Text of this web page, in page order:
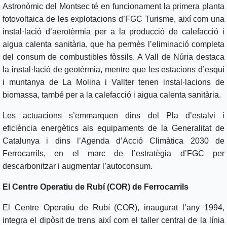
Astronòmic del Montsec té en funcionament la primera planta
fotovoltaica de les explotacions d’FGC Turisme, així com una
instal·lació d’aerotèrmia per a la producció de calefacció i
aigua calenta sanitària, que ha permès l’eliminació completa
del consum de combustibles fòssils. A Vall de Núria destaca
la instal·lació de geotèrmia, mentre que les estacions d’esquí
i muntanya de La Molina i Vallter tenen instal·lacions de
biomassa, també per a la calefacció i aigua calenta sanitària.
Les actuacions s’emmarquen dins del Pla d’estalvi i
eficiència energètics als equipaments de la Generalitat de
Catalunya i dins l’Agenda d’Acció Climàtica 2030 de
Ferrocarrils, en el marc de l’estratègia d’FGC per
descarbonitzar i augmentar l’autoconsum.
El Centre Operatiu de Rubí (COR) de Ferrocarrils
El Centre Operatiu de Rubí (COR), inaugurat l’any 1994,
integra el dipòsit de trens així com el taller central de la línia